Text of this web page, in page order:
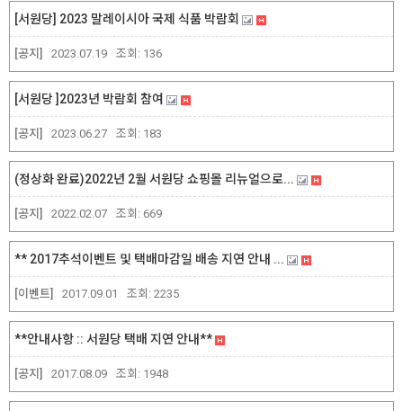
[공지]
[서원당] 2023 말레이시아 국제 식품 박람회
2023.07.19 조회: 136
[공지]
[서원당 ]2023년 박람회 참여
2023.06.27 조회: 183
[공지]
(정상화 완료)2022년 2월 서원당 쇼핑몰 리뉴얼으로...
2022.02.07 조회: 669
[이벤트]
** 2017추석이벤트 및 택배마감일 배송 지연 안내 ...
2017.09.01 조회: 2235
[공지]
**안내사항 :: 서원당 택배 지연 안내**
2017.08.09 조회: 1948